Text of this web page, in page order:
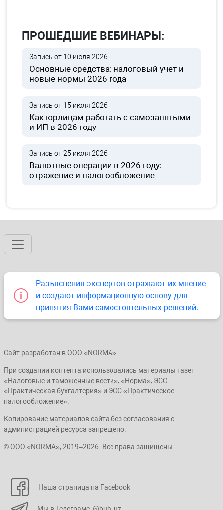
ПРОШЕДШИЕ ВЕБИНАРЫ:
Запись от 10 июля 2026
Основные средства: налоговый учет и
новые нормы 2026 года
Запись от 15 июля 2026
Как юрлицам работать с самозанятыми
и ИП в 2026 году
Запись от 25 июля 2026
Валютные операции в 2026 году:
отражение и налогообложение
Разъяснения экспертов отражают их мнение
и создают информационную основу для
принятия Вами самостоятельных решений.
Сайт разработан в ООО «NORMA».
При создании контента использовались материалы газет
«Налоговые и таможенные вести», «Норма», ЭСС
«Практическая бухгалтерия» и ЭСС «Практическое
налогообложение».
Копирование материалов сайта без согласования с
администрацией ресурса запрещено.
© ООО «NORMA», 2019–2026. Все права защищены.
Наша страница на Facebook